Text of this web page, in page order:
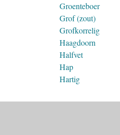
Groenteboer
Grof (zout)
Grofkorrelig
Haagdoorn
Halfvet
Hap
Hartig